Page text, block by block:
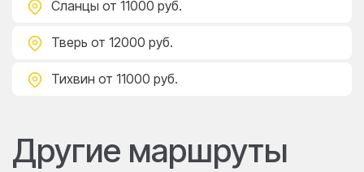
Сланцы от 11000 руб.
Тверь от 12000 руб.
Тихвин от 11000 руб.
Другие маршруты